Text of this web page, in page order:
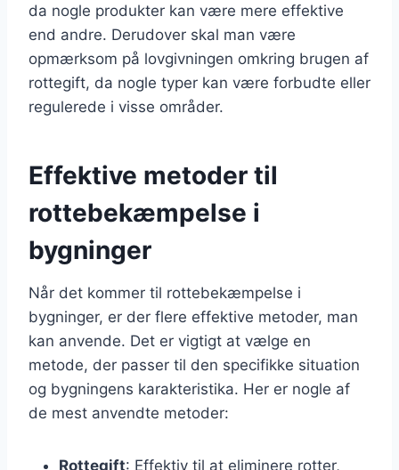
da nogle produkter kan være mere effektive
end andre. Derudover skal man være
opmærksom på lovgivningen omkring brugen af
rottegift, da nogle typer kan være forbudte eller
regulerede i visse områder.
Effektive metoder til
rottebekæmpelse i
bygninger
Når det kommer til rottebekæmpelse i
bygninger, er der flere effektive metoder, man
kan anvende. Det er vigtigt at vælge en
metode, der passer til den specifikke situation
og bygningens karakteristika. Her er nogle af
de mest anvendte metoder:
Rottegift: Effektiv til at eliminere rotter,